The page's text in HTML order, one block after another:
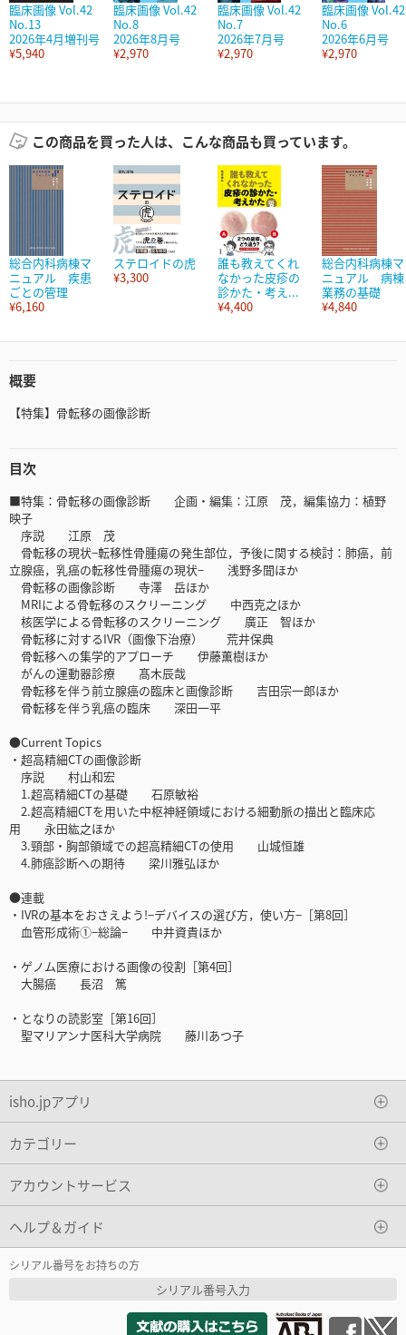
臨床画像 Vol.42
No.13
2026年4月増刊号
¥5,940
臨床画像 Vol.42
No.8
2026年8月号
¥2,970
臨床画像 Vol.42
No.7
2026年7月号
¥2,970
臨床画像 Vol.42
No.6
2026年6月号
¥2,970
この商品を買った人は、こんな商品も買っています。
総合内科病棟マ
ニュアル 疾患
ごとの管理
¥6,160
ステロイドの虎
¥3,300
誰も教えてくれ
なかった皮疹の
診かた・考え...
¥4,400
総合内科病棟マ
ニュアル 病棟
業務の基礎
¥4,840
概要
【特集】骨転移の画像診断
目次
■特集：骨転移の画像診断 企画・編集：江原 茂，編集協力：植野
映子
序説 江原 茂
骨転移の現状−転移性骨腫瘍の発生部位，予後に関する検討：肺癌，前
立腺癌，乳癌の転移性骨腫瘍の現状− 浅野多聞ほか
骨転移の画像診断 寺澤 岳ほか
MRIによる骨転移のスクリーニング 中西克之ほか
核医学による骨転移のスクリーニング 廣正 智ほか
骨転移に対するIVR（画像下治療） 荒井保典
骨転移への集学的アプローチ 伊藤薫樹ほか
がんの運動器診療 髙木辰哉
骨転移を伴う前立腺癌の臨床と画像診断 吉田宗一郎ほか
骨転移を伴う乳癌の臨床 深田一平
●Current Topics
・超高精細CTの画像診断
序説 村山和宏
1.超高精細CTの基礎 石原敏裕
2.超高精細CTを用いた中枢神経領域における細動脈の描出と臨床応
用 永田紘之ほか
3.頸部・胸部領域での超高精細CTの使用 山城恒雄
4.肺癌診断への期待 梁川雅弘ほか
●連載
・IVRの基本をおさえよう!−デバイスの選び方，使い方−［第8回］
血管形成術①−総論− 中井資貴ほか
・ゲノム医療における画像の役割［第4回］
大腸癌 長沼 篤
・となりの読影室［第16回］
聖マリアンナ医科大学病院 藤川あつ子
isho.jpアプリ
カテゴリー
アカウントサービス
ヘルプ＆ガイド
シリアル番号をお持ちの方
シリアル番号入力